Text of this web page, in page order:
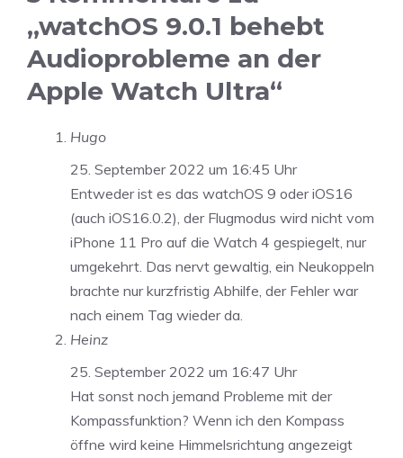
„watchOS 9.0.1 behebt
Audioprobleme an der
Apple Watch Ultra“
Hugo
25. September 2022 um 16:45 Uhr
Entweder ist es das watchOS 9 oder iOS16
(auch iOS16.0.2), der Flugmodus wird nicht vom
iPhone 11 Pro auf die Watch 4 gespiegelt, nur
umgekehrt. Das nervt gewaltig, ein Neukoppeln
brachte nur kurzfristig Abhilfe, der Fehler war
nach einem Tag wieder da.
Heinz
25. September 2022 um 16:47 Uhr
Hat sonst noch jemand Probleme mit der
Kompassfunktion? Wenn ich den Kompass
öffne wird keine Himmelsrichtung angezeigt